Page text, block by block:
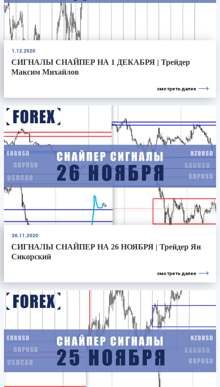
1.12.2020
СИГНАЛЫ СНАЙПЕР НА 1 ДЕКАБРЯ | Трейдер
Максим Михайлов
смотреть далее
26.11.2020
СИГНАЛЫ СНАЙПЕР НА 26 НОЯБРЯ | Трейдер Ян
Сикорский
смотреть далее